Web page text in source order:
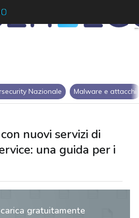
Nazionale Malware e attacchi
nuovi servizi di
una guida per i
gratuitamente